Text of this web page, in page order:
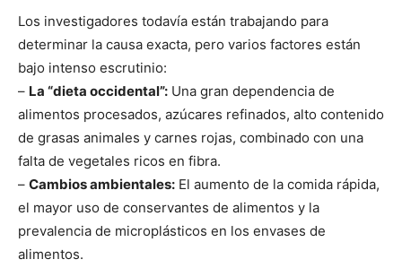
Los investigadores todavía están trabajando para
determinar la causa exacta, pero varios factores están
bajo intenso escrutinio:
– La “dieta occidental”: Una gran dependencia de
alimentos procesados, azúcares refinados, alto contenido
de grasas animales y carnes rojas, combinado con una
falta de vegetales ricos en fibra.
– Cambios ambientales: El aumento de la comida rápida,
el mayor uso de conservantes de alimentos y la
prevalencia de microplásticos en los envases de
alimentos.